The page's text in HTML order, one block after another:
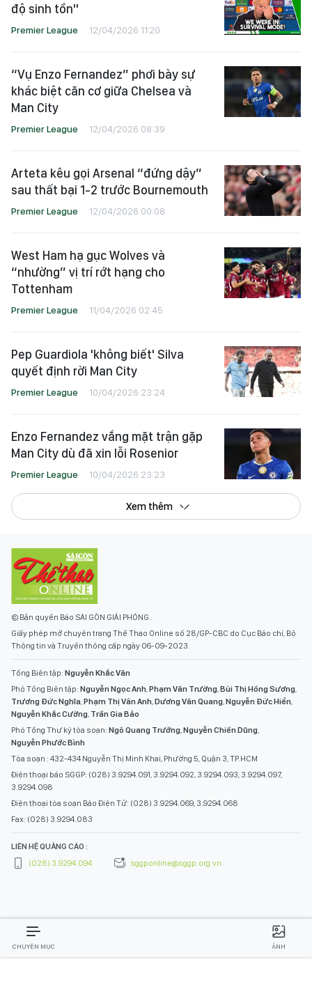
độ sinh tồn"
Premier League 12/04/2026 11:20
“Vụ Enzo Fernandez” phơi bày sự
khác biệt căn cơ giữa Chelsea và
Man City
Premier League 12/04/2026 08:39
Arteta kêu gọi Arsenal “đứng dậy”
sau thất bại 1-2 trước Bournemouth
Premier League 12/04/2026 00:08
West Ham hạ gục Wolves và
“nhường” vị trí rớt hạng cho
Tottenham
Premier League 11/04/2026 02:45
Pep Guardiola 'không biết' Silva
quyết định rời Man City
Premier League 10/04/2026 23:24
Enzo Fernandez vắng mặt trận gặp
Man City dù đã xin lỗi Rosenior
Premier League 10/04/2026 23:23
Xem thêm
© Bản quyền Báo SÀI GÒN GIẢI PHÓNG.
Giấy phép mở chuyên trang Thể Thao Online số 28/GP-CBC do Cục Báo chí, Bộ
Thông tin và Truyền thông cấp ngày 06-09-2023.
Tổng Biên tập: Nguyễn Khắc Văn
Phó Tổng Biên tập: Nguyễn Ngọc Anh Phạm Văn Trường Bùi Thị Hồng Sương
Trương Đức Nghĩa Phạm Thị Vân Anh Dương Văn Quang Nguyễn Đức Hiển
Nguyễn Khắc Cường Trần Gia Bảo
Phó Tổng Thư ký tòa soạn: Ngô Quang Trưởng Nguyễn Chiến Dũng
Nguyễn Phước Bình
Tòa soạn : 432-434 Nguyễn Thị Minh Khai, Phường 5, Quận 3, TP.HCM
Điện thoại báo SGGP: (028) 3.9294.091, 3.9294.092, 3.9294.093, 3.9294.097,
3.9294.098
Điện thoại tòa soạn Báo Điện Tử: (028) 3.9294.069, 3.9294.068
Fax: (028) 3.9294.083
LIÊN HỆ QUẢNG CÁO :
(028) 3.9294.094
sggponline@sggp.org.vn
CHUYÊN MỤC ẢNH